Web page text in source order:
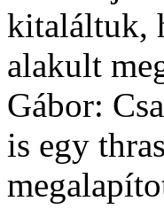
kitaláltuk,
alakult
Gábor:
is egy